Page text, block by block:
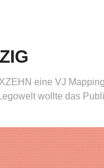
eine VJ
wollte das